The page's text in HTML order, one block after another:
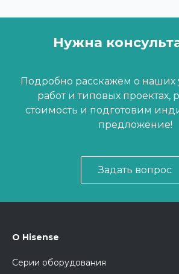
Нужна
Подробно расскажем о наших
работ и типовых проектах,
стоимость и подготовим
предложение!
Задать вопрос
О Hisense
Серии оборудования